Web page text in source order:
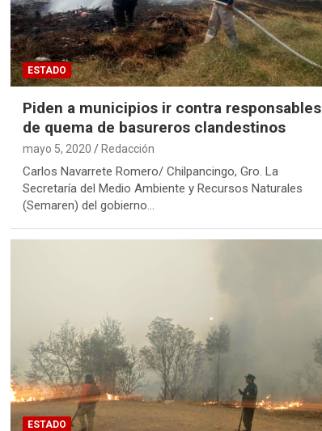
ESTADO
Piden a municipios ir contra responsables
de quema de basureros clandestinos
mayo 5, 2020 Redacción
Carlos Navarrete Romero/ Chilpancingo, Gro. La
Secretaría del Medio Ambiente y Recursos Naturales
(Semaren) del gobierno…
ESTADO